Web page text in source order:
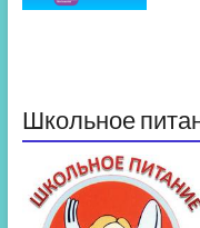
Школьное